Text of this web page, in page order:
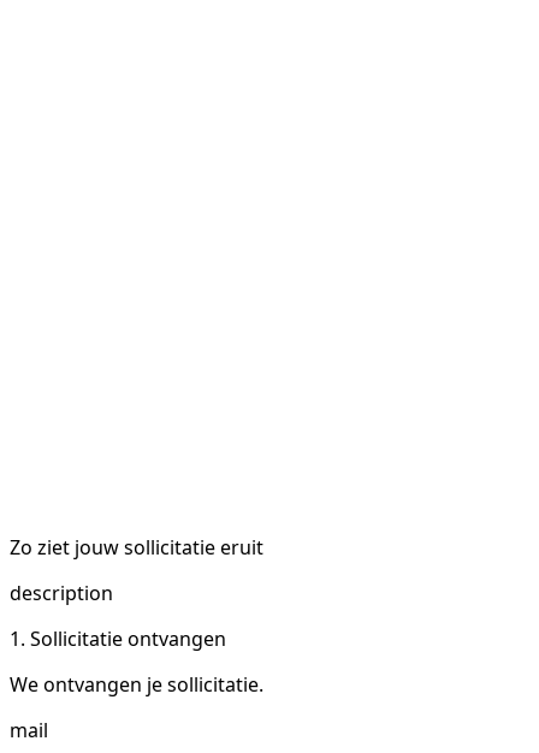
Zo ziet jouw sollicitatie eruit
description
1. Sollicitatie ontvangen
We ontvangen je sollicitatie.
mail